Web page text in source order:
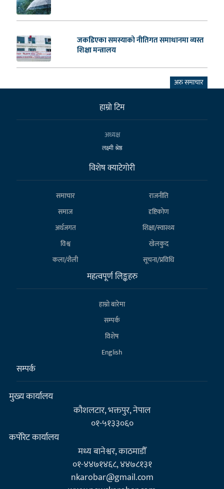
जकडिएका समस्याको नीतिगत समाधानमा व्यस्त
शिक्षा मन्त्रालय
अरु समाचार
हाम्राे टिम
अध्यक्ष
लक्ष्मी श्रेष्ठ
विशेष क्याटेगाेरी
समाचार
राजनीति
समाज
दृष्टिकोण
अर्थजगत
शिक्षा/स्वास्थ्य
विश्व
खेलकुद
कला/शैली
सूचना/प्रविधि
महत्वपूर्ण लिङ्कहरु
हाम्राे बारेमा
सम्पर्क
विशेष
English
सम्पर्क
मुख्य कार्यालय
कौशलटार, भक्तपुर, नेपाल
०१-५१३३०६०
कर्पाेरेट कार्यालय
मध्य बानेश्वर, काठमाडौँ
०१-४४७१४६८, ४४७८१३१
nkarobar@gmail.com